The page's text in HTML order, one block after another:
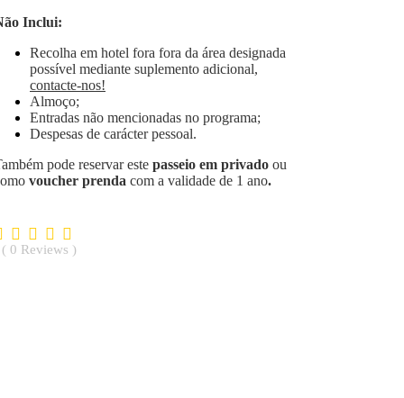
Inclui:
Recolha em hotel fora fora da área designada
possível mediante suplemento adicional,
contacte-nos!
Almoço;
Entradas não mencionadas no programa;
Despesas de carácter pessoal.
pode reservar este passeio em privado ou
voucher prenda com a validade de 1 ano.
0 Reviews